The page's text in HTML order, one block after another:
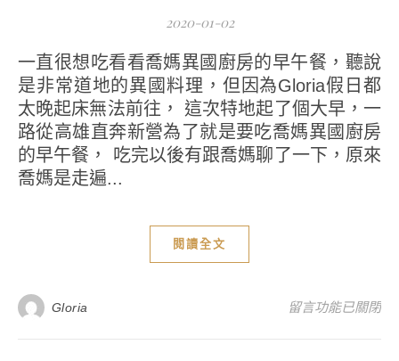
2020-01-02
一直很想吃看看喬媽異國廚房的早午餐，聽說
是非常道地的異國料理，但因為Gloria假日都
太晚起床無法前往， 這次特地起了個大早，一
路從高雄直奔新營為了就是要吃喬媽異國廚房
的早午餐， 吃完以後有跟喬媽聊了一下，原來
喬媽是走遍...
閱讀全文
Gloria 在〈【新營美食
留言功能已關閉